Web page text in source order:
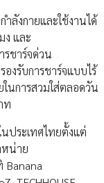
ลังกายและใช้งานได้
ง และ
รชาร์จด่วน
งรับการชาร์จแบบไร้
นการสวมใส่ตลอดวัน
ท
นประเทศไทยตั้งแต่
น่าย
Banana